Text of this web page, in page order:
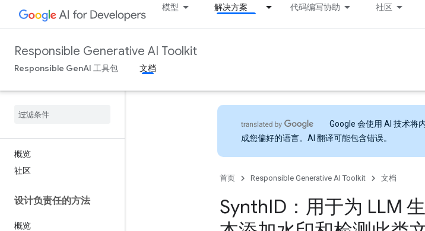
模型 解决方案 代码编写协助 社区
Responsible Generative AI Toolkit
Responsible GenAI 工具包 文档
概览
社区
设计负责任的方法
概览
Google 会使用 AI 技术将
成您偏好的语言。AI 翻译可能包含错误。
首页 Responsible Generative AI Toolkit 文档
SynthID：用于为 LLM